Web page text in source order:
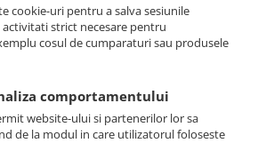
cookie-uri pentru a salva sesiunile
strict necesare pentru
cosul de cumparaturi sau produsele
comportamentului
website-ului si partenerilor lor sa
de la modul in care utilizatorul foloseste